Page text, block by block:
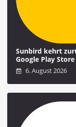
Sunbird kehrt
Google Play Store
6. August 2026